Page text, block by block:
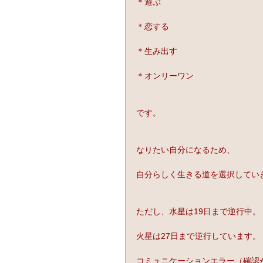
＊恋する
＊生み出す
＊オンリーワン
です。
なりたい自分になるため、
自分らしく生きる道を選択してい
ただし、水星は19日まで逆行中。
火星は27日まで逆行しています。
コミュニケーションエラー（確認